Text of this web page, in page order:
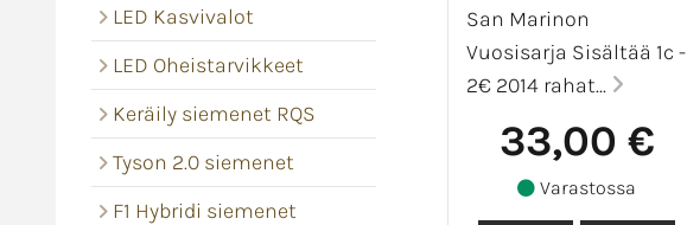
LED Kasvivalot
LED Oheistarvikkeet
Keräily siemenet RQS
Tyson 2.0 siemenet
F1 Hybridi siemenet
San Marinon
Vuosisarja Sisältää 1c -
2€ 2014 rahat...
33,00 €
Varastossa